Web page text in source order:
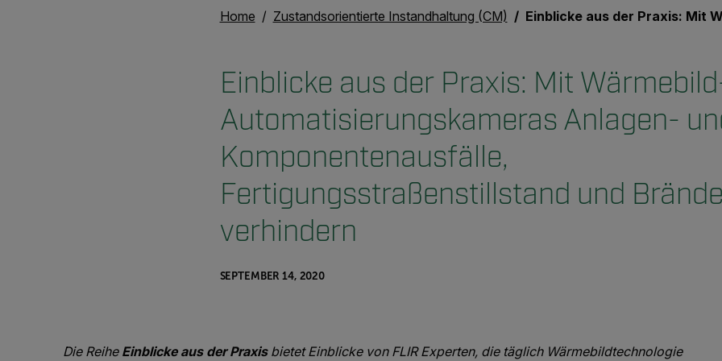
Home Zustandsorientierte Instandhaltung (CM) Einblicke aus der Praxis: Mit Wärmebild-Automatisierungskameras Anlagen- und Komponentenausfälle,
Einblicke aus der Praxis: Mit
Automatisierungskameras Anlagen-
Komponentenausfälle,
Fertigungsstraßenstillstand und Brände
verhindern
SEPTEMBER 14, 2020
Die Reihe Einblicke aus der Praxisbietet Einblicke von FLIR Experten, die täglich Wärmebildtechnologie